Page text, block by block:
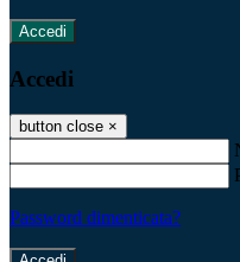
Accedi
Accedi
button close ×
Password dimenticata?